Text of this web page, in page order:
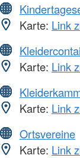
Karte: Link
Karte: Link
Karte: Link
Ortsvereine
Karte: Link